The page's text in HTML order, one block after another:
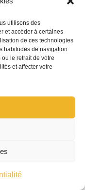
utilisons des
et accéder à certaines
de ces technologies
habitudes de navigation
le retrait de votre
et affecter votre
c’est là que se
pour
utiles,